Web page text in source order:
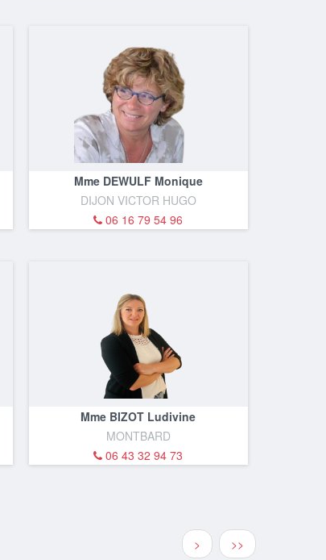
Mme DEWULF Monique
DIJON VICTOR HUGO
06 16 79 54 96
Mme BIZOT Ludivine
MONTBARD
06 43 32 94 73
> >>